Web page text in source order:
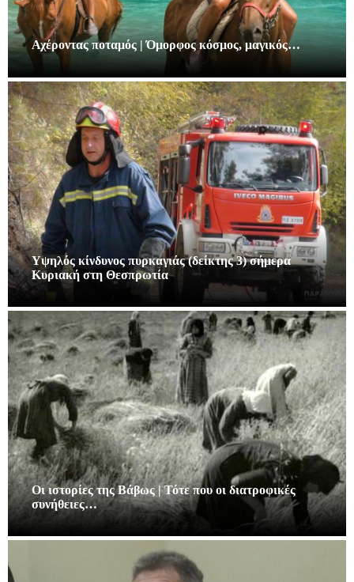
Αχέροντας ποταμός | Όμορφος κόσμος, μαγικός…
Υψηλός κίνδυνος πυρκαγιάς (δείκτης 3) σήμερα
Κυριακή στη Θεσπρωτία
Οι ιστορίες της Βάβως | Τότε που οι διατροφικές
συνήθειες…